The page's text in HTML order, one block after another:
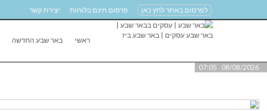
לפרסום באתר לחץ כאן פרסום חינם בלוחות יצירת קשר
ראשי באר שבע החדשה
08/08/2026 07:05